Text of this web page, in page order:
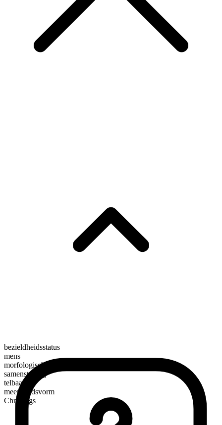
bezieldheidsstatus
mens
morfologische samenstelling
samenstelling
telbaar
meervoudsvorm
Christfags